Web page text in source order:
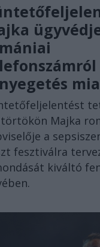
Majka
a
fesztiválra
kiváltó